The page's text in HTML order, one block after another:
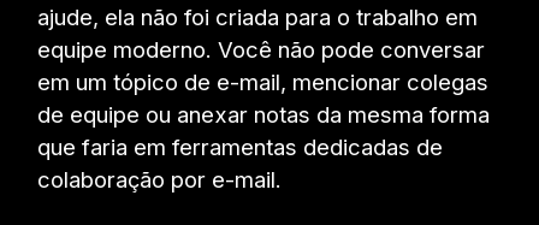
ajude, ela não foi criada para o trabalho em
equipe moderno. Você não pode conversar
em um tópico de e-mail, mencionar colegas
de equipe ou anexar notas da mesma forma
que faria em ferramentas dedicadas de
colaboração por e-mail.